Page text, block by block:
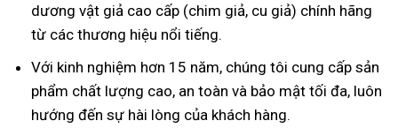
dương vật giả cao cấp (chim giả, cu giả) chính hãng
từ các thương hiệu nổi tiếng.
Với kinh nghiệm hơn 15 năm, chúng tôi cung cấp sản
phẩm chất lượng cao, an toàn và bảo mật tối đa, luôn
hướng đến sự hài lòng của khách hàng.